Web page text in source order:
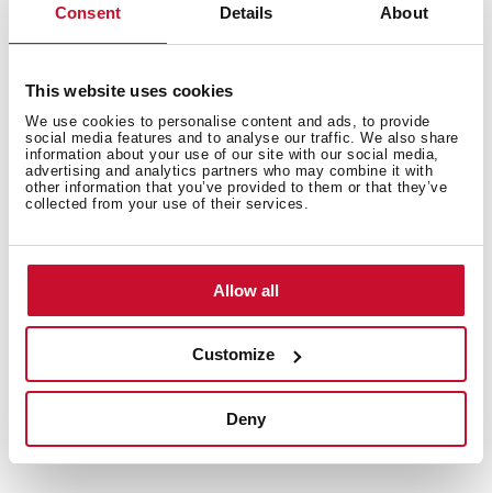
Consent Details About
This website uses cookies
We use cookies to personalise content and ads, to provide
social media features and to analyse our traffic. We also share
information about your use of our site with our social media,
advertising and analytics partners who may combine it with
other information that you’ve provided to them or that they’ve
collected from your use of their services.
Allow all
Customize
Deny
سعة العادم عند المخرج الحر (م3/ساعة): 367
أقصى مستوى صوت للسرعة (ديسيبل): 52
أدنى مستوى صوت للسرعة (ديسيبل): 42
مصباحان ليد
صمام منع الرجوع متضمن